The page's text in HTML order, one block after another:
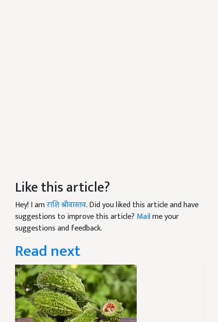
Like this article?
Hey! I amराशि श्रीवास्तव. Did you liked this article and have
suggestions to improve this article? Mailme your
suggestions and feedback.
Read next